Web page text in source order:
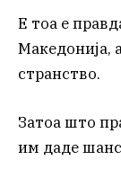
Е тоа е
Македонија,
странство.
Затоа што
им даде